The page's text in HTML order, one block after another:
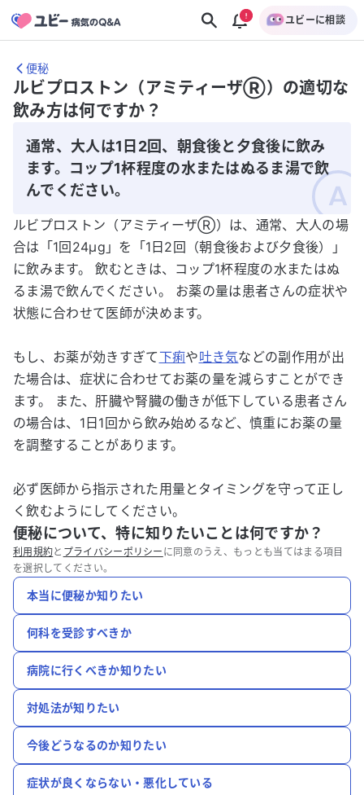
ユビーに相談
便秘
ルビプロストン（アミティーザⓇ）の適切な
飲み方は何ですか？
通常、大人は1日2回、朝食後と夕食後に飲み
ます。コップ1杯程度の水またはぬるま湯で飲
んでください。
ルビプロストン（アミティーザⓇ）は、通常、大人の場
合は「1回24μg」を「1日2回（朝食後および夕食後）」
に飲みます。 飲むときは、コップ1杯程度の水またはぬ
るま湯で飲んでください。 お薬の量は患者さんの症状や
状態に合わせて医師が決めます。
もし、お薬が効きすぎて下痢や吐き気などの副作用が出
た場合は、症状に合わせてお薬の量を減らすことができ
ます。 また、肝臓や腎臓の働きが低下している患者さん
の場合は、1日1回から飲み始めるなど、慎重にお薬の量
を調整することがあります。
必ず医師から指示された用量とタイミングを守って正し
く飲むようにしてください。
便秘について、特に知りたいことは何ですか？
利用規約と プライバシーポリシー に同意のうえ、もっとも当てはまる項目
を選択してください。
本当に便秘か知りたい
何科を受診すべきか
病院に行くべきか知りたい
対処法が知りたい
今後どうなるのか知りたい
症状が良くならない・悪化している